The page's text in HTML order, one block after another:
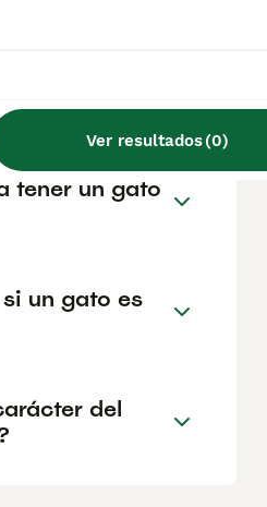
Ver resultados(0)
que garanticen la
es la mejor
tener un gato
un gato es
del